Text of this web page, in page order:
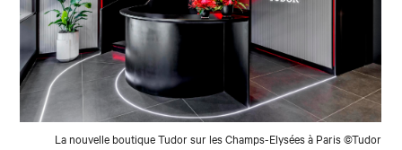
La nouvelle boutique Tudor sur les Champs-Elysées à Paris ©Tudor